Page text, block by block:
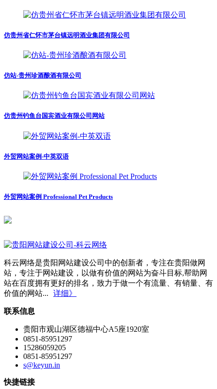
仿贵州省仁怀市茅台镇远明酒业集团有限公司
仿站-贵州珍酒酿酒有限公司
仿贵州钓鱼台国宾酒业有限公司网站
外贸网站案例-中英双语
外贸网站案例 Professional Pet Products
科云网络是贵阳网站建设公司中的创新者，专注在贵阳做网
站，专注于网站建设，以做有价值的网站为奋斗目标,帮助网
站在百度拥有更好的排名，致力于做一个有流量、有销量、有
价值的网站...
详细》
联系信息
贵阳市观山湖区德福中心A5座1920室
0851-85951297
15286059205
0851-85951297
s@keyun.in
快捷链接